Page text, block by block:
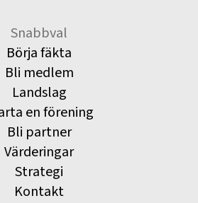
Snabbval
Börja fäkta
Bli medlem
Landslag
en förening
Bli partner
Värderingar
Strategi
Kontakt